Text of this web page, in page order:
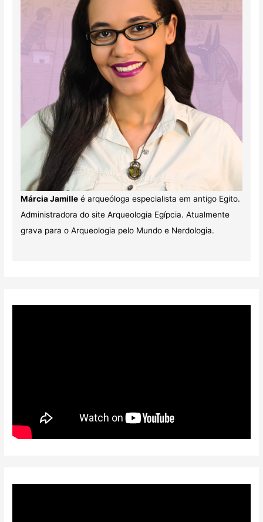
Márcia Jamilleé arqueóloga especialista em antigo Egito.
Administradora do site Arqueologia Egípcia. Atualmente
grava para o Arqueologia pelo Mundo e Nerdologia.